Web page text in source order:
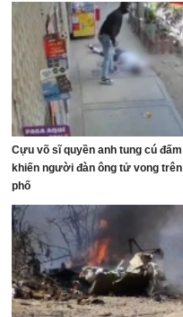
Cựu võ sĩ quyền anh tung cú đấm
khiến người đàn ông tử vong trên
phố